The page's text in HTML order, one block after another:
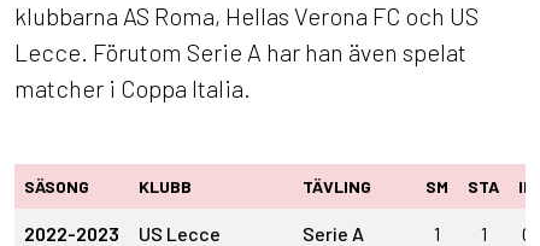
klubbarna AS Roma, Hellas Verona FC och US
Lecce. Förutom Serie A har han även spelat
matcher i Coppa Italia.
SÄSONG KLUBB TÄVLING SM STA IN
2022-2023 US Lecce Serie A 1 1 0